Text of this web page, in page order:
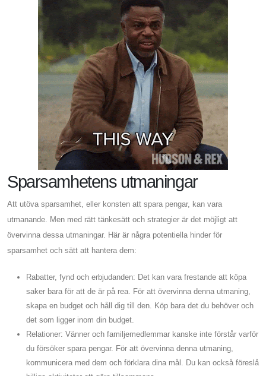
Sparsamhetens utmaningar
Att utöva sparsamhet, eller konsten att spara pengar, kan vara
utmanande. Men med rätt tänkesätt och strategier är det möjligt att
övervinna dessa utmaningar. Här är några potentiella hinder för
sparsamhet och sätt att hantera dem:
Rabatter, fynd och erbjudanden: Det kan vara frestande att köpa
saker bara för att de är på rea. För att övervinna denna utmaning,
skapa en budget och håll dig till den. Köp bara det du behöver och
det som ligger inom din budget.
Relationer: Vänner och familjemedlemmar kanske inte förstår varför
du försöker spara pengar. För att övervinna denna utmaning,
kommunicera med dem och förklara dina mål. Du kan också föreslå